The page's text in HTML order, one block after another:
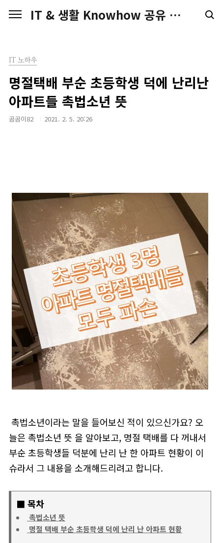
IT & 생활 Knowhow 공유 전문가 Blog
IT 노하우
명절택배 부순 초등학생 덕에 난리난
아파트들 촉법소년 뜻
곰곰이82 2021. 2. 5. 20:26
촉법소년이라는 말을 들어보신 적이 있으신가요? 오
늘은 촉법소년 뜻 을 알아보고, 명절 택배를 다 꺼내서
부순 초등학생들 덕분에 난리 난 한 아파트 현황이 이
슈라서 그 내용을 소개해드리려고 합니다.
■ 목차
촉법소년 뜻
명절 택배 부순 초등학생 덕에 난리 난 아파트 현황